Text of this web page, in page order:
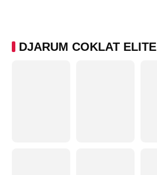
DJARUM COKLAT ELITE